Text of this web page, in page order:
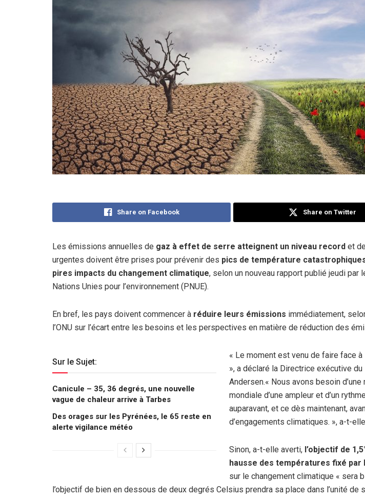
Share on Facebook Share on Twitter
Les émissions annuelles de gaz à effet de serre atteignent un niveau record et
urgentes doivent être prises pour prévenir des pics de température
pires impacts du changement climatique, selon un nouveau rapport publié jeudi par
Nations Unies pour l’environnement (PNUE).
En bref, les pays doivent commencer à réduire leurs émissions immédiatement,
l’ONU sur l’écart entre les besoins et les perspectives en matière de réduction des
Sur le Sujet:
Canicule – 35, 36 degrés, une nouvelle
vague de chaleur arrive à Tarbes
Des orages sur les Pyrénées, le 65 reste en
alerte vigilance météo
« Le moment est venu de faire face
», a déclaré la Directrice exécutive du
Andersen.« Nous avons besoin
mondiale d’une ampleur et d’un
auparavant, et ce dès maintenant,
d’engagements climatiques. », a-t-
Sinon, a-t-elle averti, l’objectif de
hausse des températures fixé par
sur le changement climatique « sera
l’objectif de bien en dessous de deux degrés Celsius prendra sa place dans l’unité de